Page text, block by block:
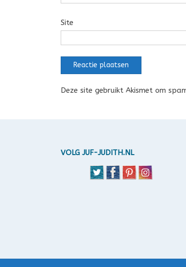
Site
Deze site gebruikt Akismet om
VOLG JUF-JUDITH.NL